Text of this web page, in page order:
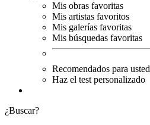
Mis obras favoritas
Mis artistas favoritos
Mis galerías favoritas
Mis búsquedas favoritas
Recomendados para usted
Haz el test personalizado
¿Buscar?